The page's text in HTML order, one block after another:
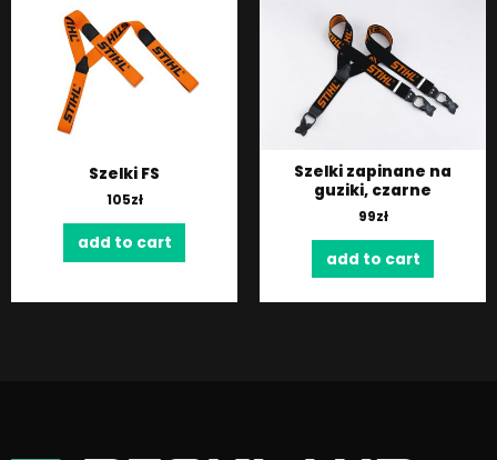
Szelki FS
105zł
add to cart
Szelki zapinane na
guziki, czarne
99zł
add to cart